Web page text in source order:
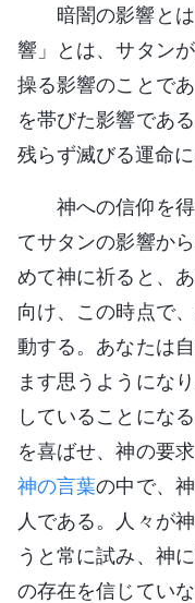
暗闇の影響と
響」とは、サタン
操る影響のことで
を帯びた影響であ
残らず滅びる運命に
神への信仰を
てサタンの影響か
めて神に祈ると、
向け、この時点で
動する。あなたは
ます思うようにな
していることにな
を喜ばせ、神の要
神の言葉の中で、
人である。人々が
うと常に試み、神
の存在を信じてい